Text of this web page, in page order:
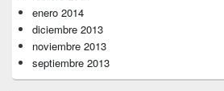
enero 2014
diciembre 2013
noviembre 2013
septiembre 2013